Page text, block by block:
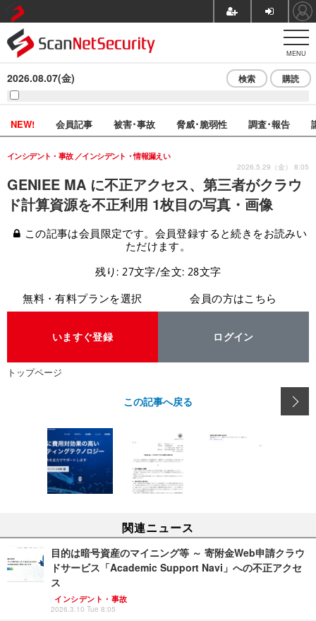
MENU
2026.08.07(金) 検索 購読
NEW! 会員記事 被害･事故 脅威･脆弱性 調査･報告
GENIEE MA に不正アクセス、第三者がクラウ
ド計算資源を不正利用 1枚目の写真・画像
インシデント・事故 インシデント・情報漏えい
2026.5.29（金） 8:05
この記事は会員限定です。会員登録すると続きをお読みい
ただけます。
残り: 27文字/全文: 28文字
無料・有料プランを選択
いますぐ登録
会員の方はこちら
ログイン
トップページ
この記事へ戻る
関連ニュース
目的は暗号資産のマイニング等 ～ 寄附金Web申請クラウ
ドサービス「Academic Support Navi」への不正アクセ
ス
インシデント・事故
2026.3.10 Tue 8:05